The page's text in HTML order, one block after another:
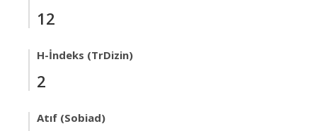
12
H-İndeks (TrDizin)
2
Atıf (Sobiad)